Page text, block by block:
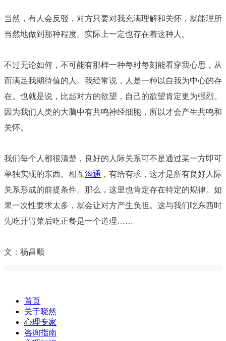
当然，有人会反驳，对方只要对我充满理解和关怀，就能理所
当然地做到那种程度。实际上一定也存在着这种人。
不过无论如何，不可能有那样一种每时每刻能看穿我心思，从
而满足我期待值的人。我经常说，人是一种以自我为中心的存
在。也就是说，比起对方的欲望，自己的欲望肯定更为强烈。
因为我们人类的大脑中有共鸣神经细胞，所以才会产生共鸣和
关怀。
我们每个人都很清楚，良好的人际关系可不是通过某一方即可
单独实现的东西。相互沟通 ，有给有求，这才是所有良好人际
关系形成的前提条件。那么，这里也肯定存在特定的规律。如
果一次性要求太多，就会让对方产生负担。这与我们吃东西时
先吃开胃菜后吃正餐是一个道理……
文：杨昌顺
首页
关于晓然
心理专家
咨询指南